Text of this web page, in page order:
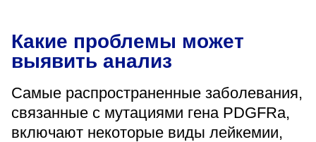
08:00–15:45
Администратор
+7 (4742) 72-73-31
Какие проблемы может
выявить анализ
Самые распространенные заболевания,
связанные с мутациями гена PDGFRa,
включают некоторые виды лейкемии,